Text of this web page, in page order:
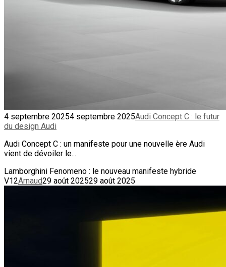
4 septembre 20254 septembre 2025Audi Concept C : le futur
du design Audi
Audi Concept C : un manifeste pour une nouvelle ère Audi
vient de dévoiler le...
Lamborghini Fenomeno : le nouveau manifeste hybride
V12Arnaud29 août 202529 août 2025